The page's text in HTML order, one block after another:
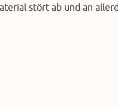
stört ab und an